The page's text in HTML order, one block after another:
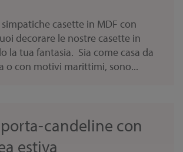
casette in MDF con
decorare le nostre casette in
la tua fantasia. Sia come casa da
o con motivi marittimi, sono...
candeline con
estiva